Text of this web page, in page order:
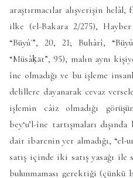
araştırmacılar alışverişin
ilke (el-Bakara 2/275),
“Büyûʿ”, 20, 21; Buhârî,
“Müsâḳāt”, 95), malın aynı
îne olmadığı ve bu işleme
delillere dayanarak cevaz
işlemin câiz olmadığı
bey‘u’l-îne tartışmaları
dair ibarenin yer almadığı, “el-
satış içinde iki satış yasağı
bulunmaması gerektiği (çünkü